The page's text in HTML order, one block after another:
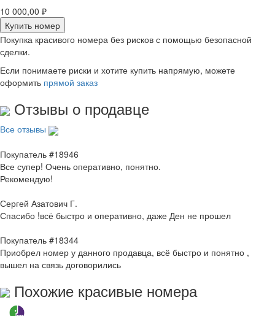
10 000,00 ₽
Купить номер
Покупка красивого номера без рисков с помощью безопасной
сделки.
Если понимаете риски и хотите купить напрямую, можете
оформить прямой заказ
Отзывы о продавце
Все отзывы
Покупатель #18946
Все супер! Очень оперативно, понятно.
Рекомендую!
Сергей Азатович Г.
Спасибо !всё быстро и оперативно, даже Ден не прошел
Покупатель #18344
Приобрел номер у данного продавца, всё быстро и понятно ,
вышел на связь договорились
Похожие красивые номера